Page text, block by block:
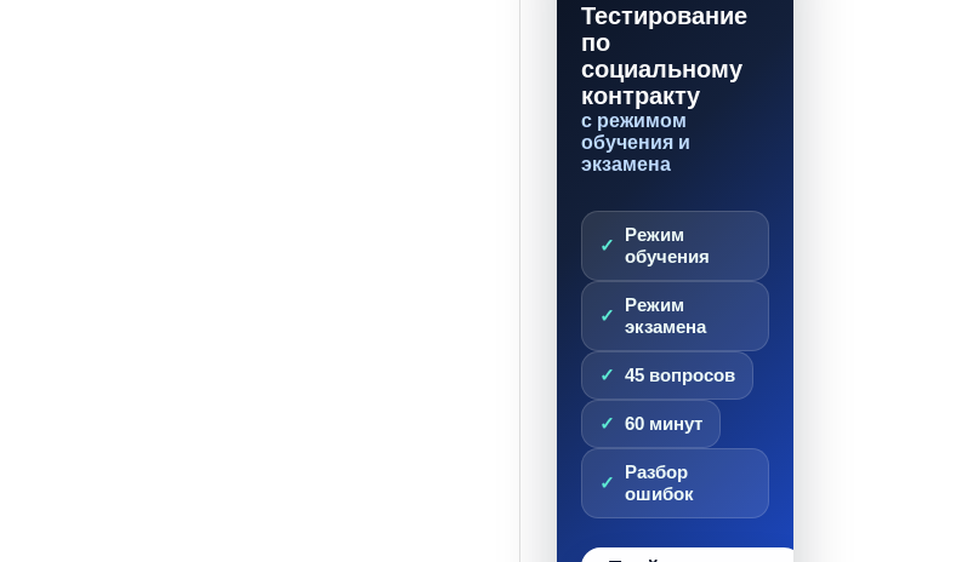
Тестирование
по
социальному
контракту
с режимом
обучения и
экзамена
Режим
обучения
Режим
экзамена
45 вопросов
60 минут
Разбор
ошибок